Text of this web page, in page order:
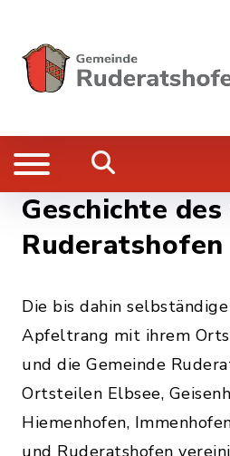
Geschichte
Ruderatshofen
Die bis dahin
Apfeltrang mit ihrem
und die Gemeinde
Ortsteilen Elbsee,
Hiemenhofen,
und Ruderatshofen